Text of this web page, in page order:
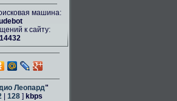
машина:
к сайту:
Леопард"
128 ] kbps